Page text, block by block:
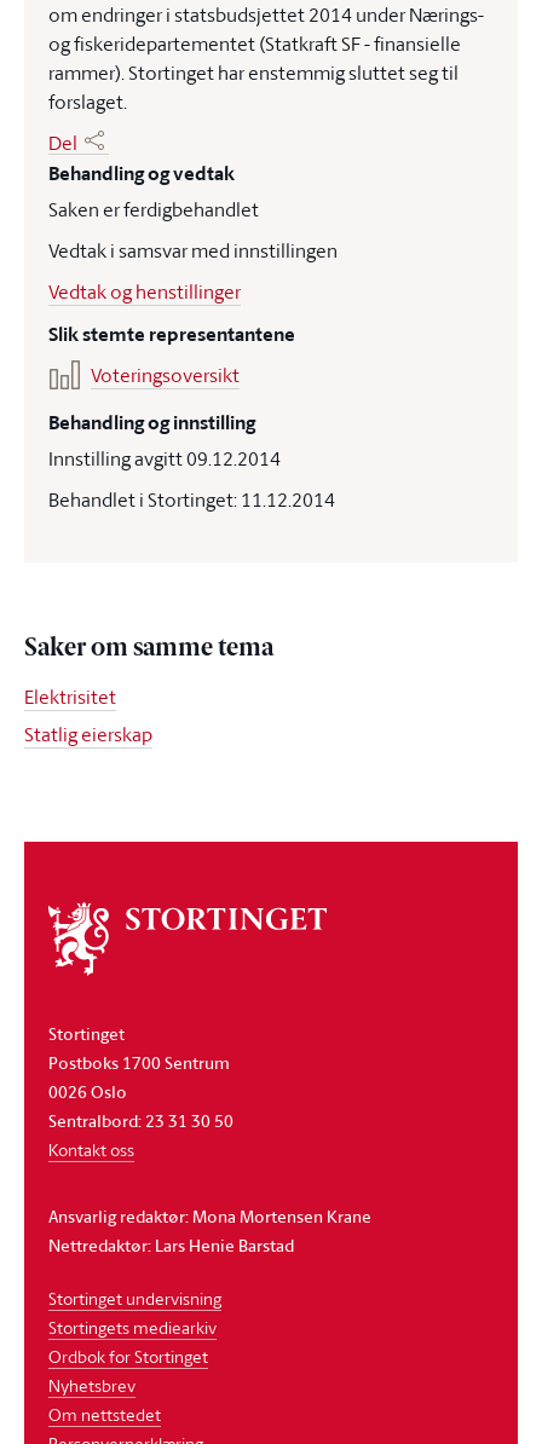
om endringer i statsbudsjettet 2014 under Nærings-
og fiskeridepartementet (Statkraft SF - finansielle
rammer). Stortinget har enstemmig sluttet seg til
forslaget.
Del
Behandling og vedtak
Saken er ferdigbehandlet
Vedtak i samsvar med innstillingen
Vedtak og henstillinger
Slik stemte representantene
Voteringsoversikt
Behandling og innstilling
Innstilling avgitt 09.12.2014
Behandlet i Stortinget: 11.12.2014
Saker om samme tema
Elektrisitet
Statlig eierskap
Om
stortinget
Stortinget
Postboks 1700 Sentrum
0026 Oslo
Sentralbord: 23 31 30 50
Kontakt oss
Ansvarlig redaktør: Mona Mortensen Krane
Nettredaktør: Lars Henie Barstad
Stortinget undervisning
Stortingets mediearkiv
Ordbok for Stortinget
Nyhetsbrev
Om nettstedet